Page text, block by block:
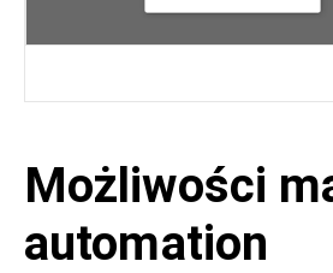
Możliwości
automation